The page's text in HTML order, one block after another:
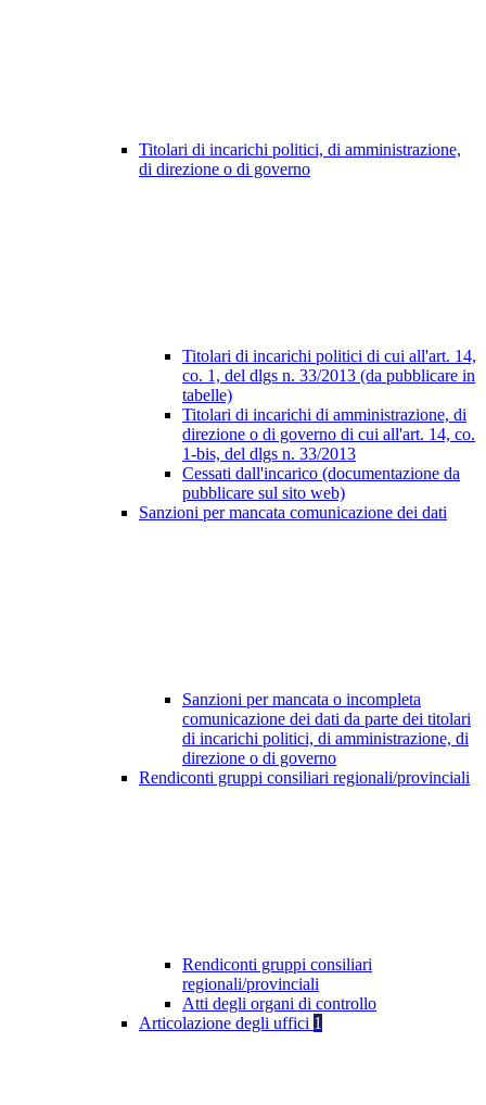
Titolari di incarichi politici, di amministrazione,
di direzione o di governo
Titolari di incarichi politici di cui all'art. 14,
co. 1, del dlgs n. 33/2013 (da pubblicare in
tabelle)
Titolari di incarichi di amministrazione, di
direzione o di governo di cui all'art. 14, co.
1-bis, del dlgs n. 33/2013
Cessati dall'incarico (documentazione da
pubblicare sul sito web)
Sanzioni per mancata comunicazione dei dati
Sanzioni per mancata o incompleta
comunicazione dei dati da parte dei titolari
di incarichi politici, di amministrazione, di
direzione o di governo
Rendiconti gruppi consiliari regionali/provinciali
Rendiconti gruppi consiliari
regionali/provinciali
Atti degli organi di controllo
Articolazione degli uffici 1